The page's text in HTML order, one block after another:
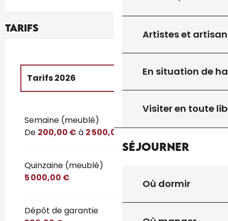
Artistes et
En situation de
Visiter en toute
Séjourner
Où dormir
Tarifs
Tarifs 2026
Semaine (meublé)
De 200,00 € à 2 500,00 €
Quinzaine (meublé)
5 000,00 €
Dépôt de garantie